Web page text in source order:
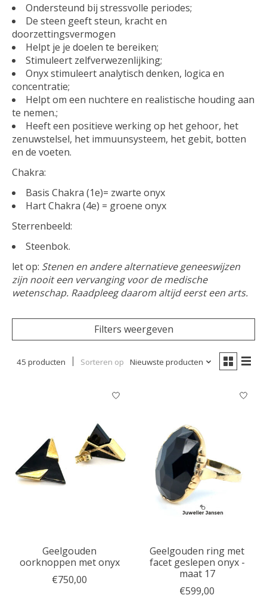
Ondersteund bij stressvolle periodes;
De steen geeft steun, kracht en
doorzettingsvermogen
Helpt je je doelen te bereiken;
Stimuleert zelfverwezenlijking;
Onyx stimuleert analytisch denken, logica en
concentratie;
Helpt om een nuchtere en realistische houding aan
te nemen.;
Heeft een positieve werking op het gehoor, het
zenuwstelsel, het immuunsysteem, het gebit, botten
en de voeten.
Chakra:
Basis Chakra (1e)= zwarte onyx
Hart Chakra (4e) = groene onyx
Sterrenbeeld:
Steenbok.
let op: Stenen en andere alternatieve geneeswijzen
zijn nooit een vervanging voor de medische
wetenschap. Raadpleeg daarom altijd eerst een arts.
Filters weergeven
45 producten Sorteren op Nieuwste producten
Geelgouden
oorknoppen met onyx
€750,00
Geelgouden ring met
facet geslepen onyx -
maat 17
€599,00